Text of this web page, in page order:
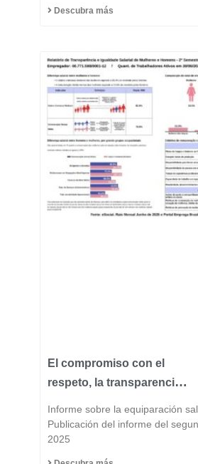
industrias más
Descubra más
El compromiso con el
respeto, la transparencia
del ADN de Fast Group.
Informe sobre la equiparación
Publicación del informe del
2025